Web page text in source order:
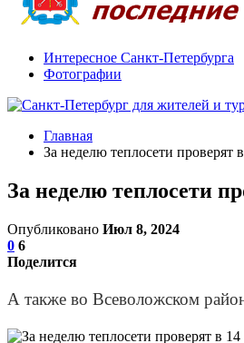
Интересное Санкт-Петербурга
Фотографии
Главная
За неделю теплосети проверят
За неделю теплосети
Опубликовано Июл 8, 2024
0 6
Поделится
А также во Всеволожском